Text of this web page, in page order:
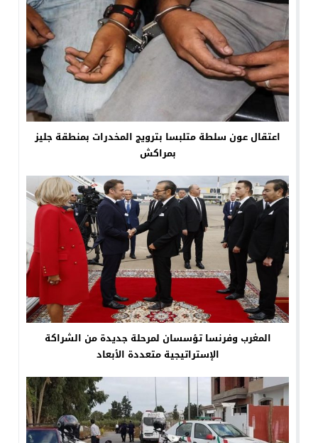
اعتقال عون سلطة متلبسا بترويج المخدرات بمنطقة جليز
بمراكش
المغرب وفرنسا تؤسسان لمرحلة جديدة من الشراكة
الإستراتيجية متعددة الأبعاد